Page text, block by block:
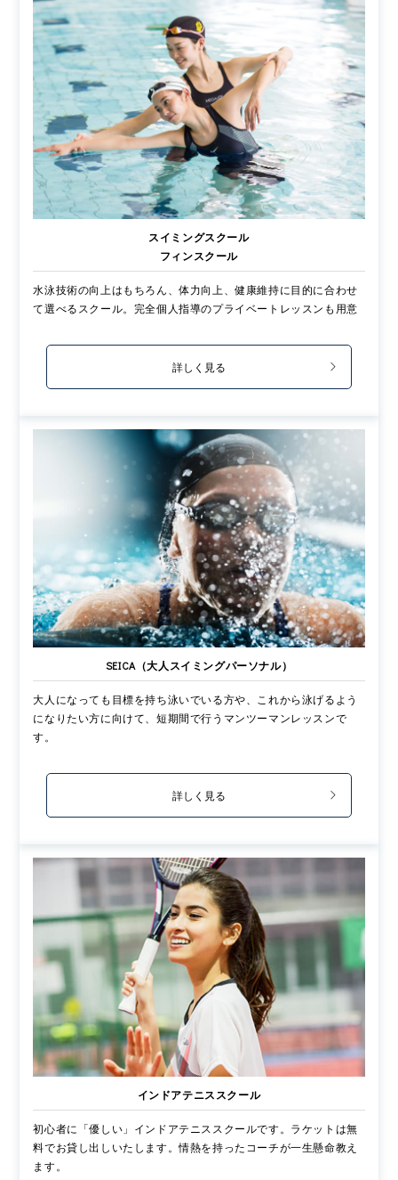
スイミングスクール
フィンスクール
水泳技術の向上はもちろん、体力向上、健康維持に目的に合わせ
て選べるスクール。完全個人指導のプライベートレッスンも用意
詳しく見る
SEICA（大人スイミングパーソナル）
大人になっても目標を持ち泳いでいる方や、これから泳げるよう
になりたい方に向けて、短期間で行うマンツーマンレッスンで
す。
詳しく見る
インドアテニススクール
初心者に「優しい」インドアテニススクールです。ラケットは無
料でお貸し出しいたします。情熱を持ったコーチが一生懸命教え
ます。